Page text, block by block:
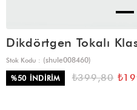
Dikdörtgen Tokalı
Stok Kodu
(shule008460)
%50 İNDIRIM ₺399,80